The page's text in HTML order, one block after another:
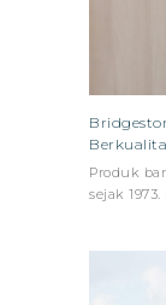
Produk
sejak